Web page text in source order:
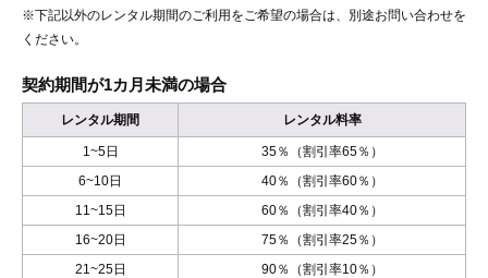
※下記以外のレンタル期間のご利用をご希望の場合は、別途お問い合わせを
ください。
契約期間が1カ月未満の場合
レンタル期間 レンタル料率
1~5日
35％（割引率65％）
6~10日
40％（割引率60％）
11~15日
60％（割引率40％）
16~20日
75％（割引率25％）
21~25日
90％（割引率10％）